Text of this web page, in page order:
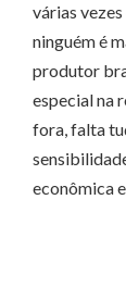
várias
ninguém é
produtor
especial na
fora, falta
econômica